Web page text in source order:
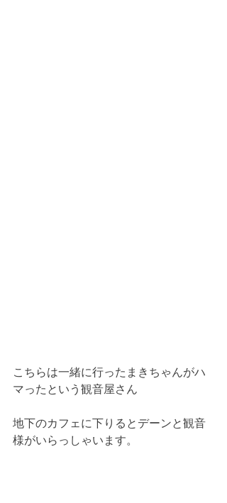
こちらは一緒に行ったまきちゃんがハ
マったという観音屋さん
地下のカフェに下りるとデーンと観音
様がいらっしゃいます。